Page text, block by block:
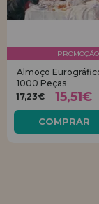
Almoço
1000 Peças
17,23€
15,51€
COMPRAR